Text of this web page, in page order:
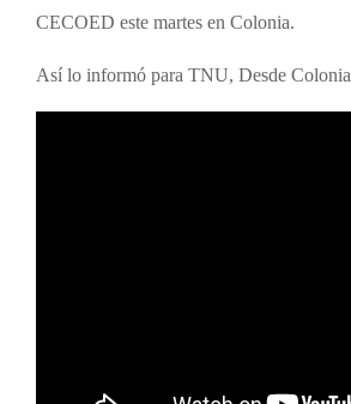
CECOED este martes en Colonia.
Así lo informó para TNU, Desde